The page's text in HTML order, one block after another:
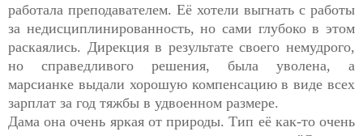
работала преподавателем. Её хотели выгнать с работы
за недисциплинированность, но сами глубоко в этом
раскаялись. Дирекция в результате своего немудрого,
но справедливого решения, была уволена, а
марсианке выдали хорошую компенсацию в виде всех
зарплат за год тяжбы в удвоенном размере.
Дама она очень яркая от природы. Тип её как-то очень